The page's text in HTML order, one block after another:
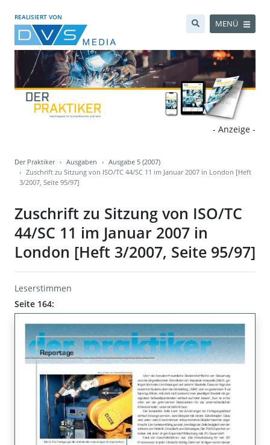
REALISIERT VON
MENÜ
- Anzeige -
Der Praktiker Ausgaben
Ausgabe 5 (2007)
Zuschrift zu Sitzung von ISO/TC 44/SC 11 im Januar 2007 in London [Heft
3/2007, Seite 95/97]
Zuschrift zu Sitzung von ISO/TC
44/SC 11 im Januar 2007 in
London [Heft 3/2007, Seite 95/97]
Leserstimmen
Seite 164: